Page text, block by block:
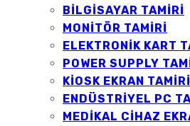
BILGISAYAR TAMIRI
MONITÖR TAMIRI
ELEKTRONIK KART
POWER SUPPLY
KIOSK EKRAN TAMIRI
ENDÜSTRIYEL PC
MEDIKAL CIHAZ